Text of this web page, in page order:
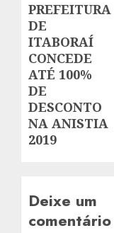
Next
post:
PREFEITURA
DE
ITABORAÍ
CONCEDE
ATÉ 100%
DE
DESCONTO
NA ANISTIA
2019
Deixe um
comentário